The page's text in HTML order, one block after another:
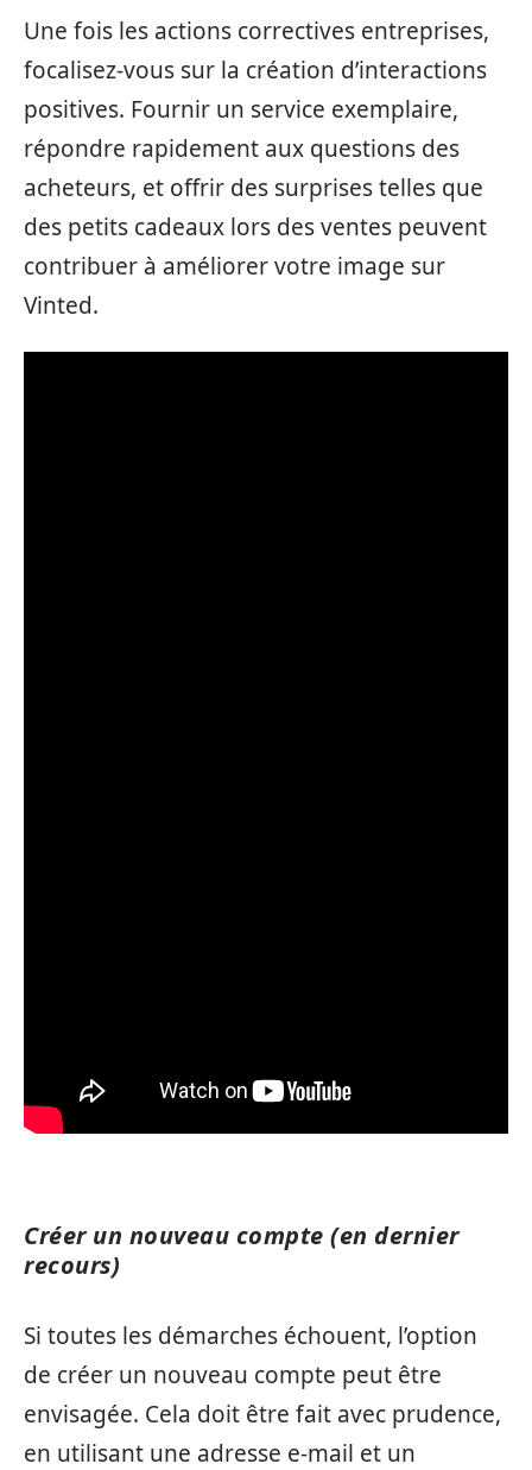
Une fois les actions correctives entreprises,
focalisez-vous sur la création d’interactions
positives. Fournir un service exemplaire,
répondre rapidement aux questions des
acheteurs, et offrir des surprises telles que
des petits cadeaux lors des ventes peuvent
contribuer à améliorer votre image sur
Vinted.
Créer un nouveau compte (en dernier
recours)
Si toutes les démarches échouent, l’option
de créer un nouveau compte peut être
envisagée. Cela doit être fait avec prudence,
en utilisant une adresse e-mail et un